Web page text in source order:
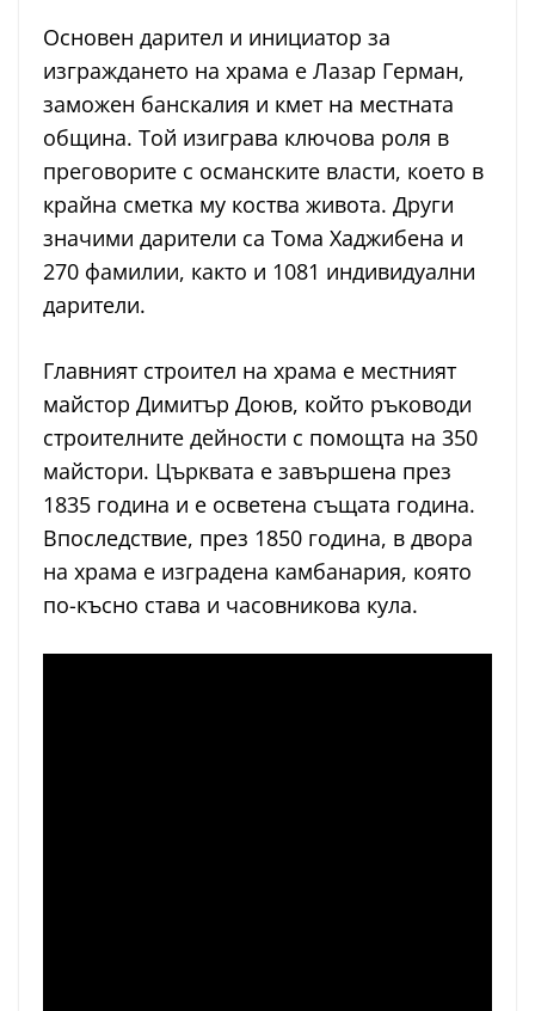
Основен дарител и инициатор за
изграждането на храма е Лазар Герман,
заможен банскалия и кмет на местната
община. Той изиграва ключова роля в
преговорите с османските власти, което в
крайна сметка му коства живота. Други
значими дарители са Тома Хаджибена и
270 фамилии, както и 1081 индивидуални
дарители.
Главният строител на храма е местният
майстор Димитър Доюв, който ръководи
строителните дейности с помощта на 350
майстори. Църквата е завършена през
1835 година и е осветена същата година.
Впоследствие, през 1850 година, в двора
на храма е изградена камбанария, която
по-късно става и часовникова кула.